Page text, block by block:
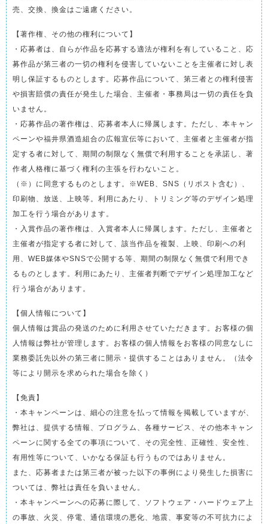
売、交換、換金はご遠慮ください。
【著作権、その他の権利について】
・応募者は、自らが作品を応募する適法が権利を有していること、応
募作品が第三者の一切の権利を侵害していないことを主催者に対し表
明し保証するものとします。応募作品について、第三者との権利侵害
や損害賠償の責任が発生した場合、主催者・事務局は一切の責任を負
いません。
・応募作品の著作権は、応募者本人に帰属します。ただし、本キャン
ペーンや福井県酒造組合の広報宣伝等において、主催者と主催者が指
定する者に対して、期間の制限なく無償で利用することを承諾し、著
作者人格権に基づく権利の主張を行わないこと。
（※）に同意するものとします。※WEB、SNS（リポスト含む）、
印刷物、放送、上映等。利用にあたり、トリミング等のデザイン処理
加工を行う場合があります。
・入賞作品の著作権は、入賞者本人に帰属します。ただし、主催者と
主催者が指定する者に対して、該当作品を複製、上映、印刷への利
用、WEB媒体やSNSで公開する等、期間の制限なく無償で利用でき
るものとします。利用にあたり、主催者判断でデザイン処理加工など
行う場合があります。
【個人情報について】
個人情報は賞品の発送のために利用させていただきます。お客様の個
人情報は弊社が管理します。お客様の個人情報をお客様の同意なしに
業務委託先以外の第三者に開示・提供することはありません。（法令
等により開示を求められた場合を除く）
【免責】
・本キャンペーンは、細心の注意を払って情報を掲載していますが、
弊社は、提供する情報、プログラム、各種サービス、その他本キャン
ペーンに関する全ての事項について、その完全性、正確性、安全性、
有用性等について、いかなる保証も行うものではありません。
また、応募者または第三者が被った以下の事例により発生した損害に
ついては、弊社は責任を負いません。
・本キャンペーンへの応募に際して、ソフトウェア・ハードウェア上
の事故、火災、停電、通信環境の悪化、地震、事変等の不可抗力によ